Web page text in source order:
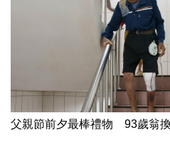
父親節前夕最棒禮物 93歲翁